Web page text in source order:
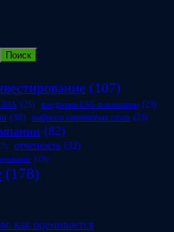
Поиск
(107)
(25) внедрение ESG в компании (23)
(30) выбросы парниковых газов (23)
(82)
отчетность (32)
(19)
(178)